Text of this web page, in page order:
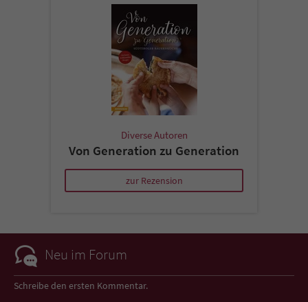
Diverse Autoren
Von Generation zu Generation
zur Rezension
Neu im Forum
Schreibe den ersten Kommentar.